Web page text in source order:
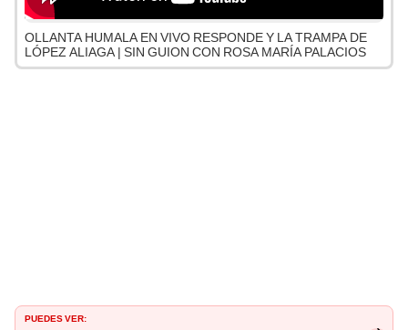
OLLANTA HUMALA EN VIVO RESPONDE Y LA TRAMPA DE
LÓPEZ ALIAGA | SIN GUION CON ROSA MARÍA PALACIOS
PUEDES VER: